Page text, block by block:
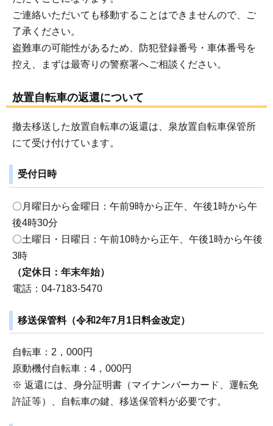
ご連絡いただいても移動することはできませんので、ご
了承ください。
盗難車の可能性があるため、防犯登録番号・車体番号を
控え、まずは最寄りの警察署へご相談ください。
放置自転車の返還について
撤去移送した放置自転車の返還は、泉放置自転車保管所
にて受け付けています。
受付日時
〇月曜日から金曜日：午前9時から正午、午後1時から午
後4時30分
〇土曜日・日曜日：午前10時から正午、午後1時から午後
3時
（定休日：年末年始）
電話：04-7183-5470
移送保管料（令和2年7月1日料金改定）
自転車：2，000円
原動機付自転車：4，000円
※ 返還には、身分証明書（マイナンバーカード、運転免
許証等）、自転車の鍵、移送保管料が必要です。